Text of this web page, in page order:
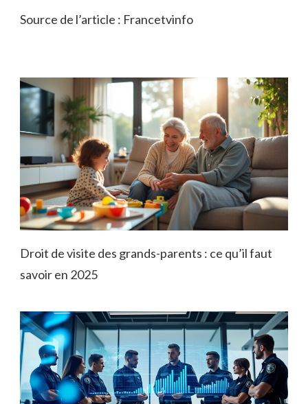
Source de l’article : Francetvinfo
Droit de visite des grands-parents : ce qu’il faut
savoir en 2025